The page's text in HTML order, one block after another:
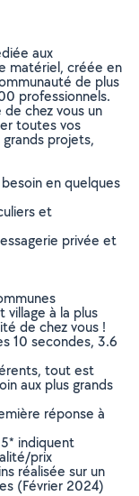
aux
matériel, créée en
de plus
professionnels.
chez vous un
toutes vos
projets,
en quelques
et
privée et
village à la plus
de chez vous !
10 secondes, 3.6
tout est
aux plus grands
réponse à
indiquent
prix
réalisée sur un
(Février 2024)